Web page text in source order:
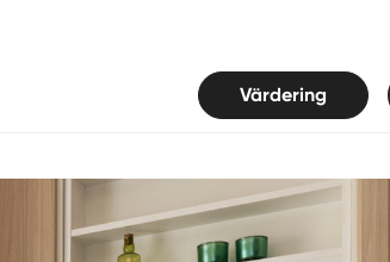
Värdering